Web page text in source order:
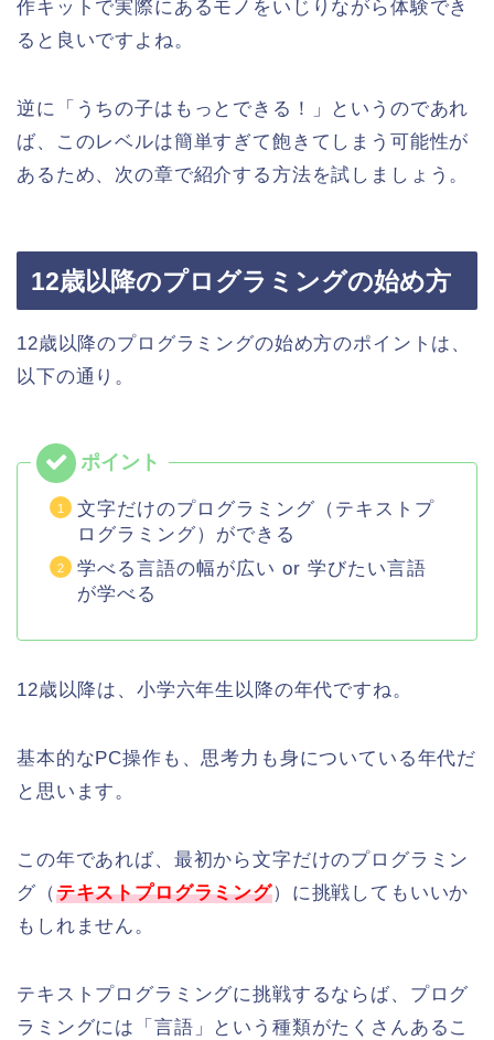
作キットで実際にあるモノをいじりながら体験でき
ると良いですよね。
逆に「うちの子はもっとできる！」というのであれ
ば、このレベルは簡単すぎて飽きてしまう可能性が
あるため、次の章で紹介する方法を試しましょう。
12歳以降のプログラミングの始め方
12歳以降のプログラミングの始め方のポイントは、
以下の通り。
文字だけのプログラミング（テキストプ
ログラミング）ができる
学べる言語の幅が広い or 学びたい言語
が学べる
12歳以降は、小学六年生以降の年代ですね。
基本的なPC操作も、思考力も身についている年代だ
と思います。
この年であれば、最初から文字だけのプログラミン
グ（テキストプログラミング）に挑戦してもいいか
もしれません。
テキストプログラミングに挑戦するならば、プログ
ラミングには「言語」という種類がたくさんあるこ